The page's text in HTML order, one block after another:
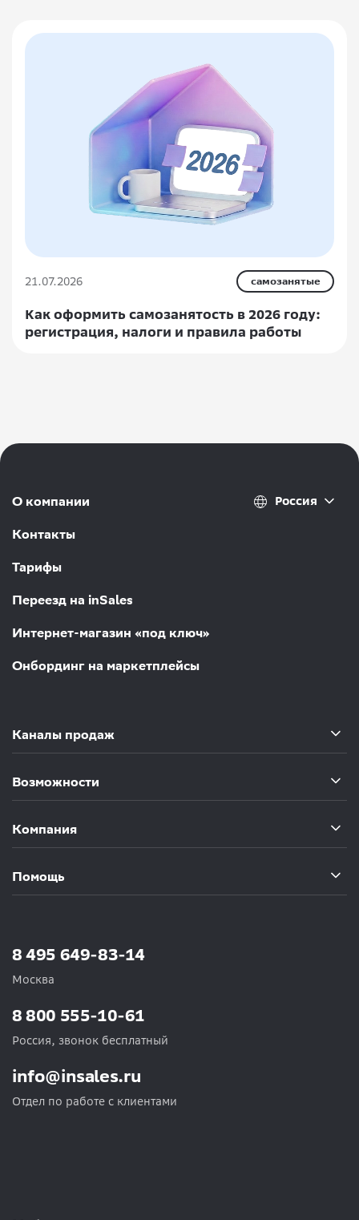
21.07.2026 самозанятые
Как оформить самозанятость в 2026 году:
регистрация, налоги и правила работы
О компании
Контакты
Тарифы
Переезд на inSales
Интернет-магазин «под ключ»
Онбординг на маркетплейсы
Россия
Каналы продаж
Возможности
Компания
Помощь
8 495 649-83-14
Москва
info@insales.ru
Отдел по работе с клиентами
8 800 555-10-61
Россия, звонок бесплатный